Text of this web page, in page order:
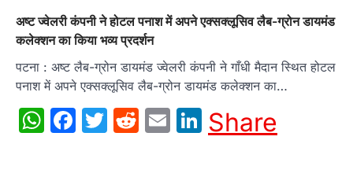
अष्ट ज्वेलरी कंपनी ने होटल पनाश में अपने एक्सक्लूसिव लैब-ग्रोन डायमंड
कलेक्शन का किया भव्य प्रदर्शन
पटना : अष्ट लैब-ग्रोन डायमंड ज्वेलरी कंपनी ने गाँधी मैदान स्थित होटल
पनाश में अपने एक्सक्लूसिव लैब-ग्रोन डायमंड कलेक्शन का…
WhatsApp
Facebook
Twitter
Reddit
EmailLinkedIn
Share